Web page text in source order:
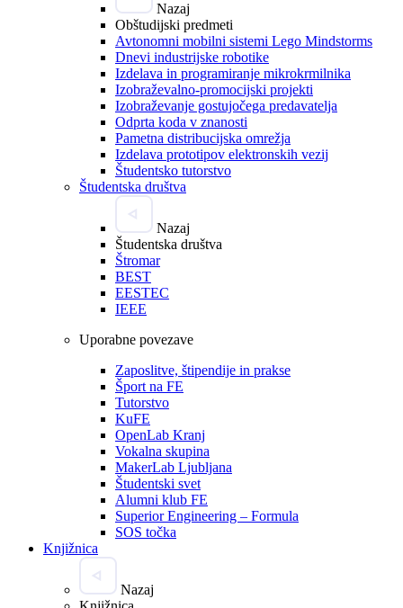
Nazaj
Obštudijski predmeti
Avtonomni mobilni sistemi Lego Mindstorms
Dnevi industrijske robotike
Izdelava in programiranje mikrokrmilnika
Izobraževalno-promocijski projekti
Izobraževanje gostujočega predavatelja
Odprta koda v znanosti
Pametna distribucijska omrežja
Izdelava prototipov elektronskih vezij
Študentsko tutorstvo
Študentska društva
Nazaj
Študentska društva
Štromar
BEST
EESTEC
IEEE
Uporabne povezave
Zaposlitve, štipendije in prakse
Šport na FE
Tutorstvo
KuFE
OpenLab Kranj
Vokalna skupina
MakerLab Ljubljana
Študentski svet
Alumni klub FE
Superior Engineering – Formula
SOS točka
Knjižnica
Nazaj